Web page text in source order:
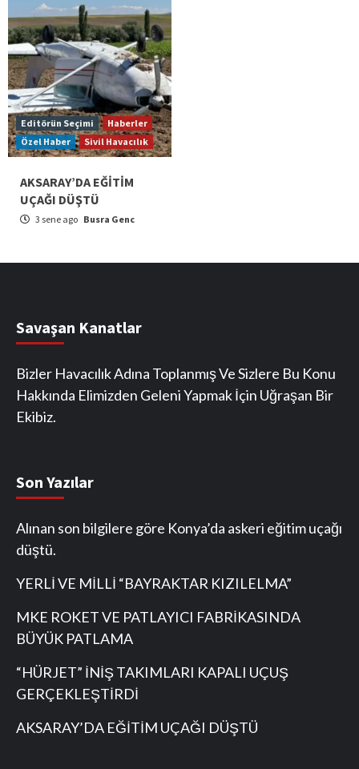
Editörün Seçimi
Haberler
Özel Haber
Sivil Havacılık
AKSARAY’DA EĞİTİM
UÇAĞI DÜŞTÜ
3 sene ago Busra Genc
Savaşan Kanatlar
Bizler Havacılık Adına Toplanmış Ve Sizlere Bu Konu
Hakkında Elimizden Geleni Yapmak İçin Uğraşan Bir
Ekibiz.
Son Yazılar
Alınan son bilgilere göre Konya’da askeri eğitim uçağı
düştü.
YERLİ VE MİLLİ “BAYRAKTAR KIZILELMA”
MKE ROKET VE PATLAYICI FABRİKASINDA
BÜYÜK PATLAMA
“HÜRJET” İNİŞ TAKIMLARI KAPALI UÇUŞ
GERÇEKLEŞTİRDİ
AKSARAY’DA EĞİTİM UÇAĞI DÜŞTÜ